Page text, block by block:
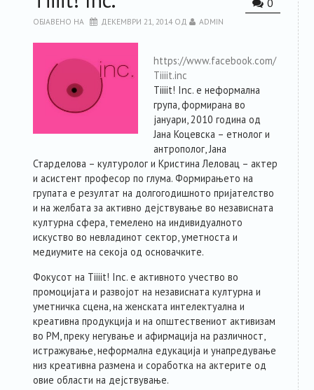
АКТИВНОСТИ
ЗА ЧЛЕНКИТЕ
ЗА ПЛАТФОРМАТА
КОНТАКТ
ОБЈАВЕНО НА ДЕКЕМВРИ 21, 2014ОД ADMIN
https://www.facebook.com/
Tiiiit.inc
Tiiiit! Inc. е неформална
група, формирана во
јануари, 2010 година од
Јана Коцевска – етнолог и
антрополог, Јана
Старделова – културолог и Кристина Леловац – актер
и асистент професор по глума.Формирањето на
групата е резултат на долгогодишното пријателство
и на желбата за активно дејствување во независната
културна сфера, темелено на индивидуалното
искуство во невладинoт сектор, уметноста и
медиумите на секоја од основачките.
Фокусот на Tiiiit! Inc. е активното учество во
промоцијата и развојот на независната културна и
уметничка сцена, на женската интелектуална и
креативна продукција и на општествениот активизам
во РМ, преку негување и афирмација на различност,
истражување, неформална едукација и унапредување
низ креативна размена и соработка на актерите од
овие области на дејствување.